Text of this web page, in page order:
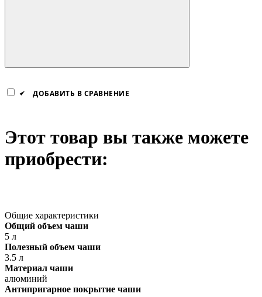
ДОБАВИТЬ В СРАВНЕНИЕ
Этот товар вы также можете
приобрести:
Общие характеристики
Общий объем чаши
5 л
Полезный объем чаши
3.5 л
Материал чаши
алюминий
Антипригарное покрытие чаши